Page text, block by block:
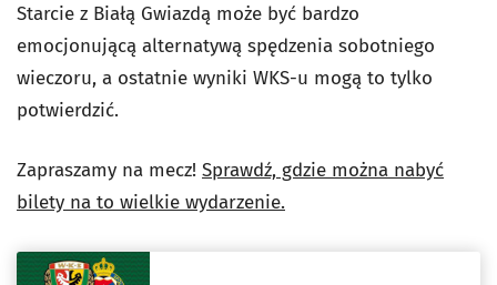
Starcie z Białą Gwiazdą może być bardzo
emocjonującą alternatywą spędzenia sobotniego
wieczoru, a ostatnie wyniki WKS-u mogą to tylko
potwierdzić.
Zapraszamy na mecz! Sprawdź, gdzie można nabyć
bilety na to wielkie wydarzenie.